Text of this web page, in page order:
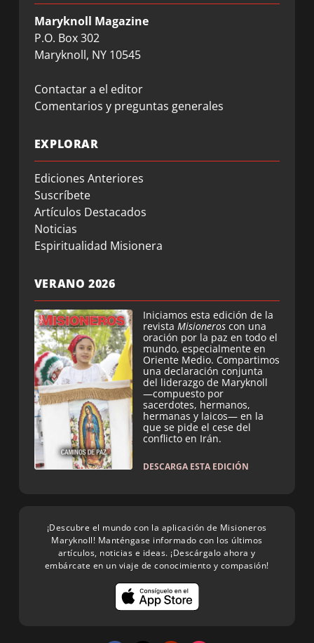
Maryknoll Magazine
P.O. Box 302
Maryknoll, NY 10545
Contactar a el editor
Comentarios y preguntas generales
EXPLORAR
Ediciones Anteriores
Suscríbete
Artículos Destacados
Noticias
Espiritualidad Misionera
VERANO 2026
Iniciamos esta edición de la
revista Misioneros con una
oración por la paz en todo el
mundo, especialmente en
Oriente Medio. Compartimos
una declaración conjunta
del liderazgo de Maryknoll
—compuesto por
sacerdotes, hermanos,
hermanas y laicos— en la
que se pide el cese del
conflicto en Irán.
DESCARGA ESTA EDICIÓN
¡Descubre el mundo con la aplicación de Misioneros
Maryknoll! Manténgase informado con los últimos
artículos, noticias e ideas. ¡Descárgalo ahora y
embárcate en un viaje de conocimiento y compasión!